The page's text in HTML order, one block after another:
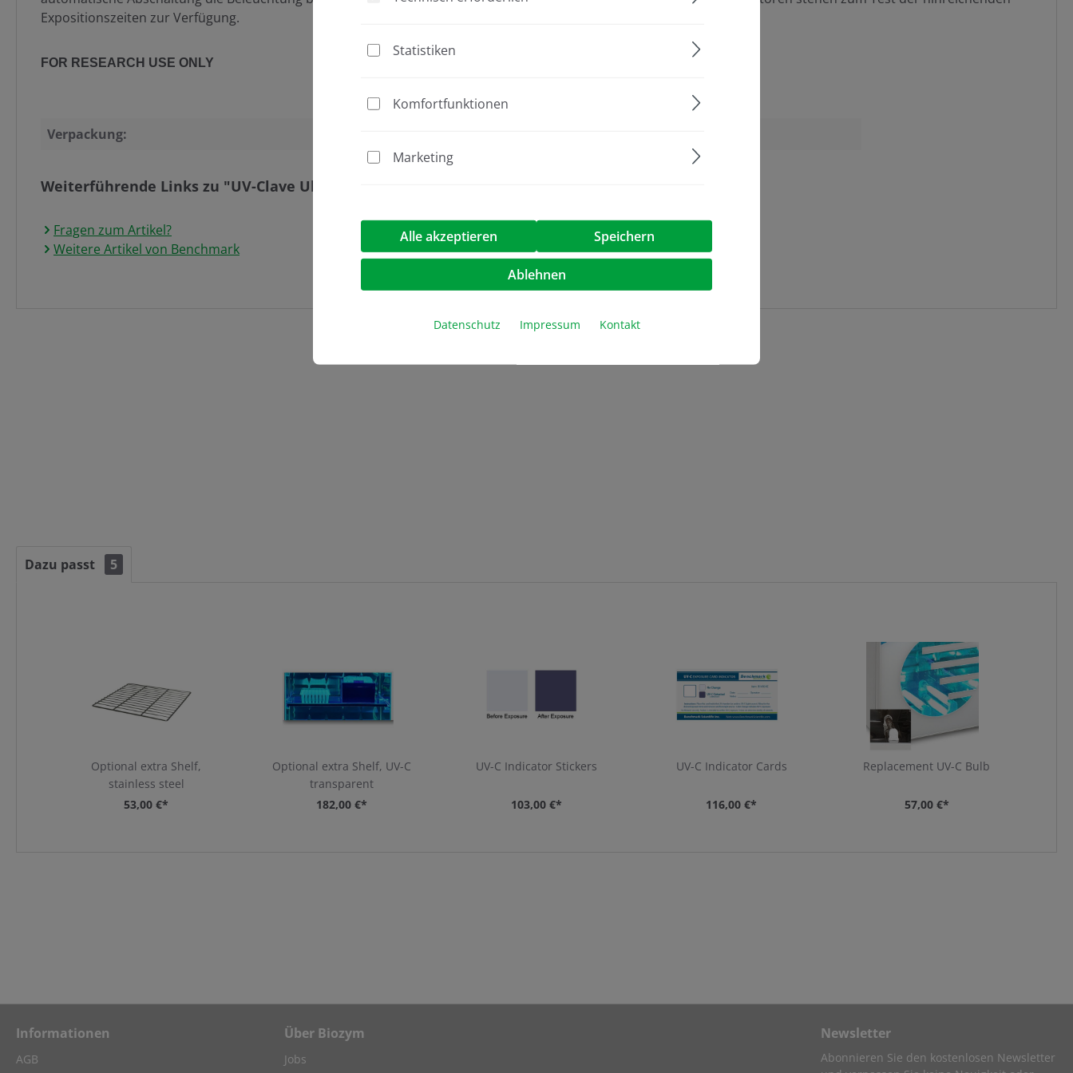
Expositionszeiten zur Verfügung.
FOR RESEARCH USE ONLY
Verpackung:
Weiterführende Links zu "UV-Clave Ultraviolet Chamber, 230 V"
Fragen zum Artikel?
Weitere Artikel von Benchmark
Dazu passt 5
Optional extra Shelf,
stainless steel
53,00 €*
Optional extra Shelf, UV-C
transparent
182,00 €*
UV-C Indicator Stickers
103,00 €*
UV-C Indicator Cards
116,00 €*
Replacement UV-C Bulb
57,00 €*
Informationen
AGB
Über Biozym
Jobs
Newsletter
Abonnieren Sie den kostenlosen Newsletter
Statistiken
Komfortfunktionen
Marketing
Alle akzeptieren Speichern
Ablehnen
Datenschutz Impressum Kontakt